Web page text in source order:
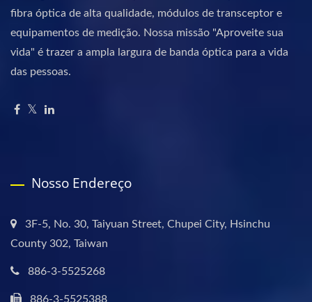
fibra óptica de alta qualidade, módulos de transceptor e
equipamentos de medição. Nossa missão "Aproveite sua
vida" é trazer a ampla largura de banda óptica para a vida
das pessoas.
Nosso Endereço
3F-5, No. 30, Taiyuan Street, Chupei City, Hsinchu
County 302, Taiwan
886-3-5525268
886-3-5525388